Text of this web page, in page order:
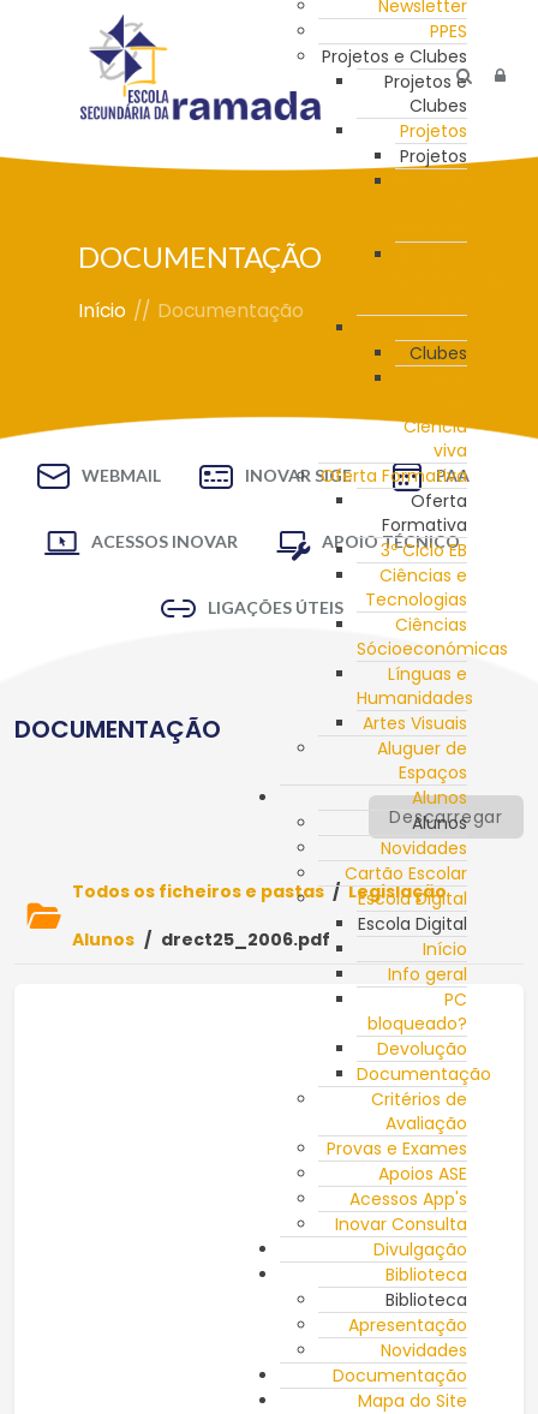
Newsletter
PPES
Projetos e Clubes
Projetos e
Clubes
Projetos
Projetos
Clubes
Ciência
viva
Oferta Formativa
Oferta
Formativa
3º Ciclo EB
Ciências e
Tecnologias
Ciências
Sócioeconómicas
Línguas e
Humanidades
Artes Visuais
Aluguer de
Espaços
Alunos
Alunos
Novidades
Cartão Escolar
Escola Digital
Escola Digital
Início
Info geral
PC
bloqueado?
Devolução
Documentação
Critérios de
Avaliação
Provas e Exames
Apoios ASE
Acessos App's
Inovar Consulta
Divulgação
Biblioteca
Biblioteca
Apresentação
Novidades
Documentação
Mapa do Site
DOCUMENTAÇÃO
Início // Documentação
WEBMAIL INOVAR SIGE PAA
ACESSOS INOVAR APOIO TÉCNICO
LIGAÇÕES ÚTEIS
DOCUMENTAÇÃO
Descarregar
Todos os ficheiros e pastas / Legislação
Alunos / drect25_2006.pdf